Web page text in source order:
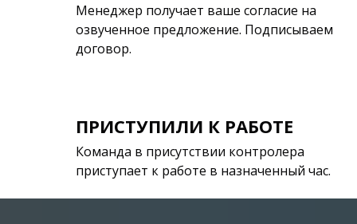
Менеджер получает ваше согласие на
озвученное предложение. Подписываем
договор.
ПРИСТУПИЛИ К РАБОТЕ
Команда в присутствии контролера
приступает к работе в назначенный час.